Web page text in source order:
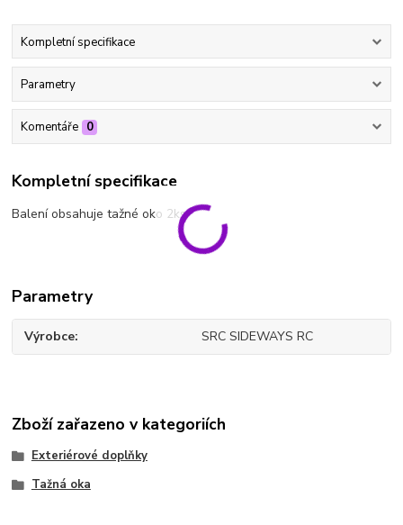
Kompletní specifikace
Parametry
Komentáře 0
Kompletní specifikace
Balení obsahuje tažné oko 2ks.
Parametry
Výrobce SRC SIDEWAYS RC
Zboží zařazeno v kategoriích
Exteriérové doplňky
Tažná oka